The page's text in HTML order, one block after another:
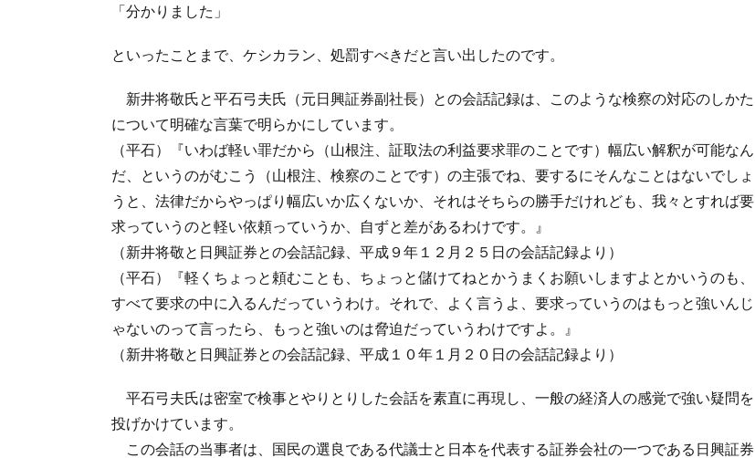
「分かりました」
といったことまで、ケシカラン、処罰すべきだと言い出したのです。
新井将敬氏と平石弓夫氏（元日興証券副社長）との会話記録は、このような検察の対応のしかた
について明確な言葉で明らかにしています。
（平石）『いわば軽い罪だから（山根注、証取法の利益要求罪のことです）幅広い解釈が可能なん
だ、というのがむこう（山根注、検察のことです）の主張でね、要するにそんなことはないでしょ
うと、法律だからやっぱり幅広いか広くないか、それはそちらの勝手だけれども、我々とすれば要
求っていうのと軽い依頼っていうか、自ずと差があるわけです。』
（新井将敬と日興証券との会話記録、平成９年１２月２５日の会話記録より）
（平石）『軽くちょっと頼むことも、ちょっと儲けてねとかうまくお願いしますよとかいうのも、
すべて要求の中に入るんだっていうわけ。それで、よく言うよ、要求っていうのはもっと強いんじ
ゃないのって言ったら、もっと強いのは脅迫だっていうわけですよ。』
（新井将敬と日興証券との会話記録、平成１０年１月２０日の会話記録より）
平石弓夫氏は密室で検事とやりとりした会話を素直に再現し、一般の経済人の感覚で強い疑問を
投げかけています。
この会話の当事者は、国民の選良である代議士と日本を代表する証券会社の一つである日興証券